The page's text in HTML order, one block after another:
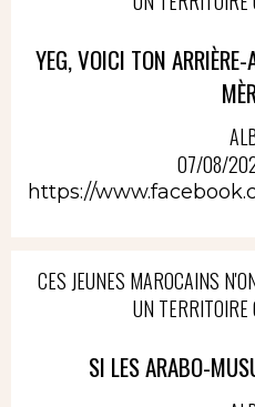
YEG, VOICI TON ARRIÈRE-
07/08/
https://
CES JEUNES MAROCAINS
UN TERRITOIRE
SI LES ARABO-